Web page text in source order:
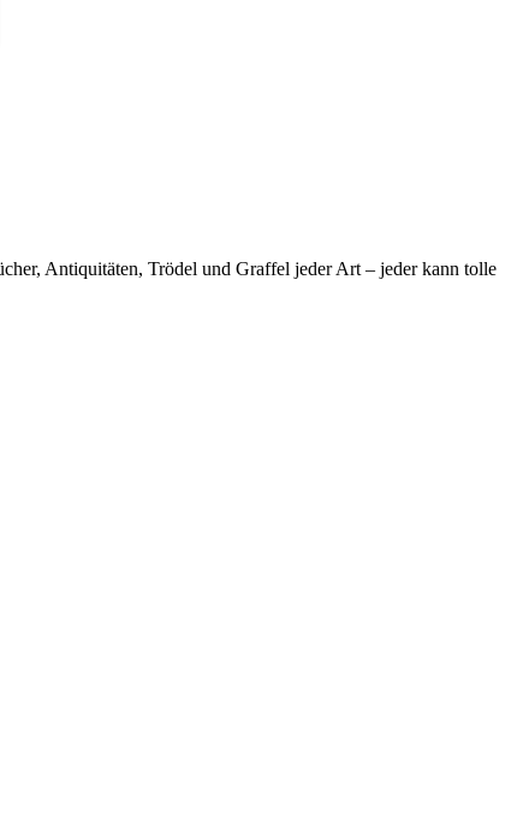
Antiquitäten, Trödel und Graffel jeder Art – jeder kann tolle